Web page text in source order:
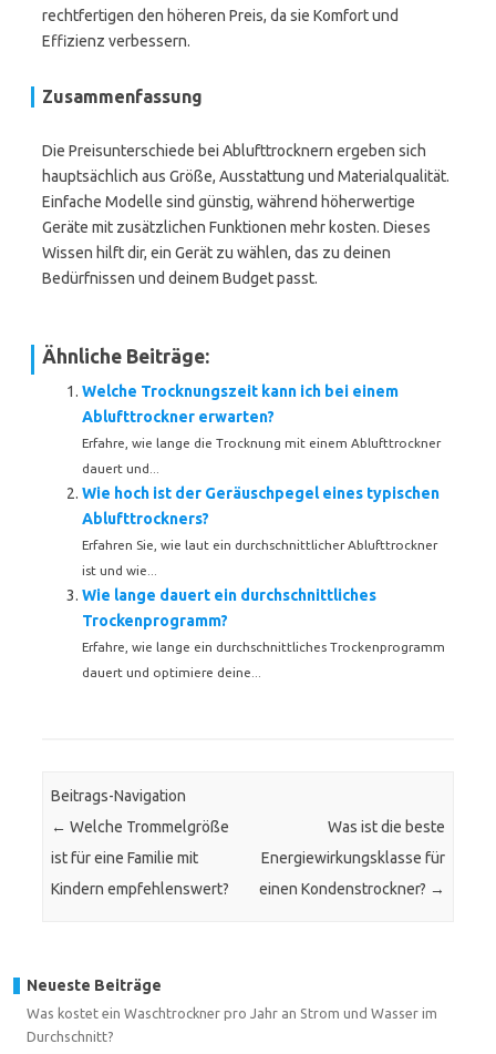
rechtfertigen den höheren Preis, da sie Komfort und
Effizienz verbessern.
Zusammenfassung
Die Preisunterschiede bei Ablufttrocknern ergeben sich
hauptsächlich aus Größe, Ausstattung und Materialqualität.
Einfache Modelle sind günstig, während höherwertige
Geräte mit zusätzlichen Funktionen mehr kosten. Dieses
Wissen hilft dir, ein Gerät zu wählen, das zu deinen
Bedürfnissen und deinem Budget passt.
Ähnliche Beiträge:
Welche Trocknungszeit kann ich bei einem
Ablufttrockner erwarten?
Erfahre, wie lange die Trocknung mit einem Ablufttrockner
dauert und...
Wie hoch ist der Geräuschpegel eines typischen
Ablufttrockners?
Erfahren Sie, wie laut ein durchschnittlicher Ablufttrockner
ist und wie...
Wie lange dauert ein durchschnittliches
Trockenprogramm?
Erfahre, wie lange ein durchschnittliches Trockenprogramm
dauert und optimiere deine...
Beitrags-Navigation
← Welche Trommelgröße
ist für eine Familie mit
Kindern empfehlenswert?
Was ist die beste
Energiewirkungsklasse für
einen Kondenstrockner? →
Neueste Beiträge
Was kostet ein Waschtrockner pro Jahr an Strom und Wasser im
Durchschnitt?